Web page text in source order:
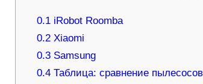
0.1 iRobot Roomba
0.2 Xiaomi
0.3 Samsung
0.4 Таблица: сравнение пылесосов